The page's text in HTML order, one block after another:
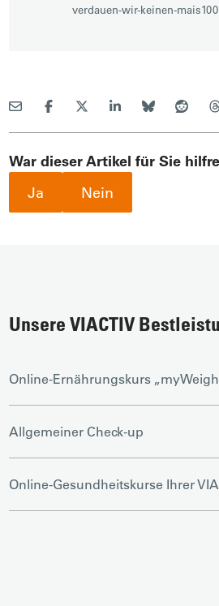
verdauen-wir-keinen-
War dieser Artikel für Sie
Ja
Nein
Unsere VIACTIV
Online-Ernährungskurs
Allgemeiner Check-up
Online-Gesundheitskurse Ihrer